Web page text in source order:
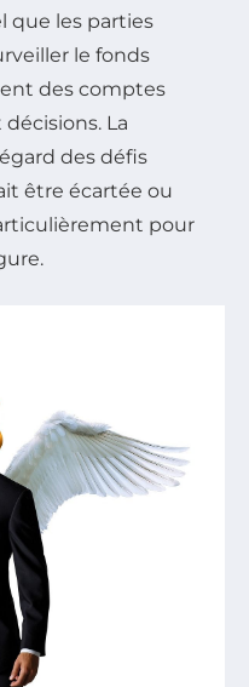
que les parties
le fonds
des comptes
La
des défis
être écartée ou
pour